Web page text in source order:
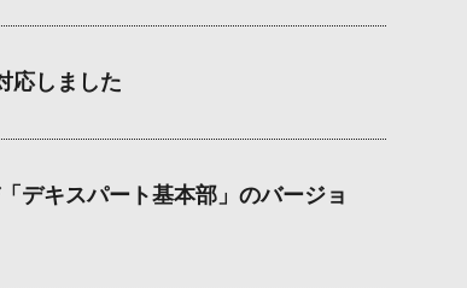
応しました
デキスパート基本部」のバージョ